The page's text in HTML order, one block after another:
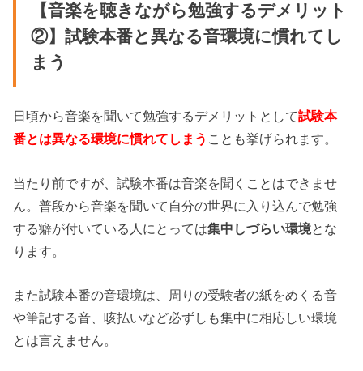
【音楽を聴きながら勉強するデメリット
②】試験本番と異なる音環境に慣れてし
まう
日頃から音楽を聞いて勉強するデメリットとして試験本
番とは異なる環境に慣れてしまう ことも挙げられます。
当たり前ですが、試験本番は音楽を聞くことはできませ
ん。普段から音楽を聞いて自分の世界に入り込んで勉強
する癖が付いている人にとっては集中しづらい環境とな
ります。
また試験本番の音環境は、周りの受験者の紙をめくる音
や筆記する音、咳払いなど必ずしも集中に相応しい環境
とは言えません。